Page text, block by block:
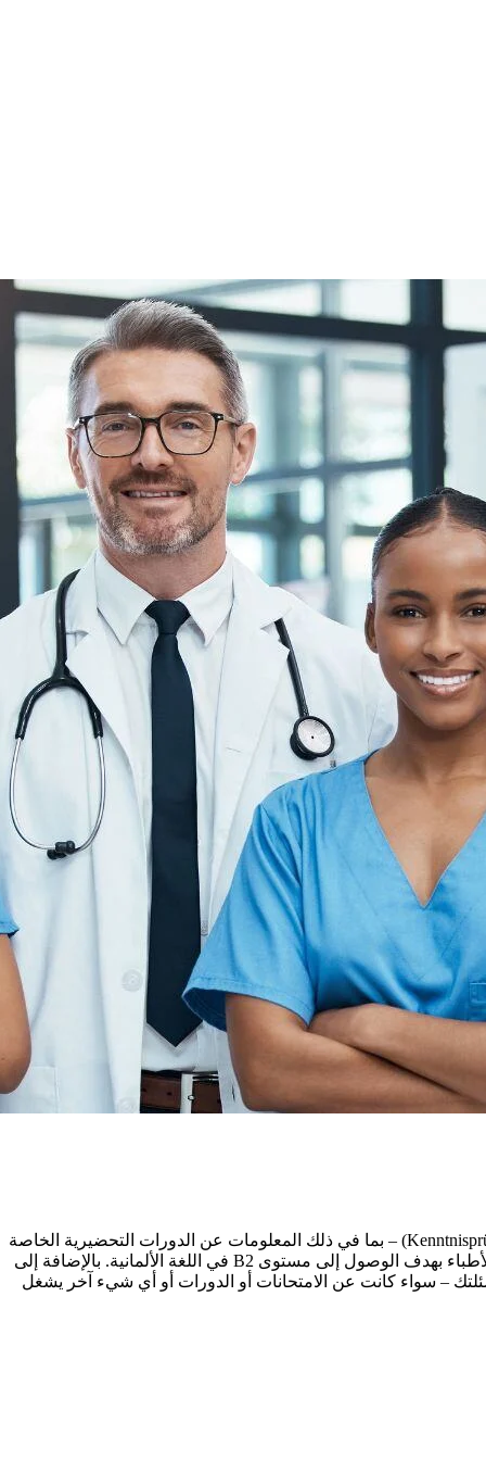
في جلستنا التعريفية المباشرة، ستتعرّف على كل ما هو مهم بخصوص امتحان اللغة التخصصية (Fachsprachprüfung) وامتحان المعرفة (Kenntnisprüfung) – بما في ذلك المعلومات عن الدورات التحضيرية الخاصة
بكل منهما. ستتعرف على فريق Match Doctors by Lingoda، وستحصل إيضًا على لمحة عن الدورات التي تقدمها Lingoda في اللغة الألمانية للأطباء بهدف الوصول إلى مستوى B2 في اللغة الألمانية. بالإضافة إلى
– سواء كانت عن الامتحانات أو الدورات أو أي شيء آخر يشغل